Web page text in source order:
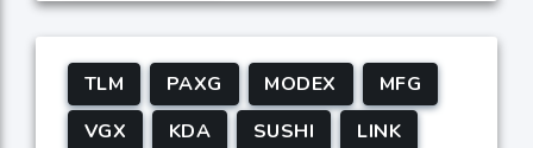
TLM PAXG MODEX
MFG
VGX
KDA SUSHI
LINK